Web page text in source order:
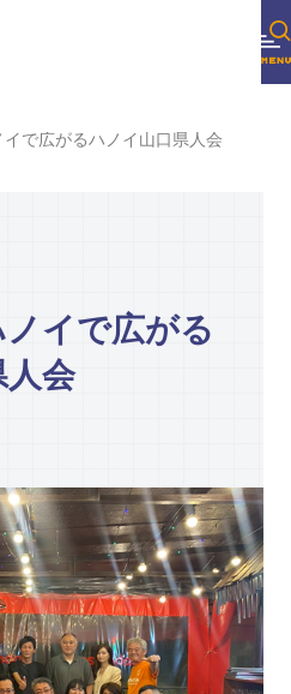
で広がるハノイ山口県人会
イで広がる
会